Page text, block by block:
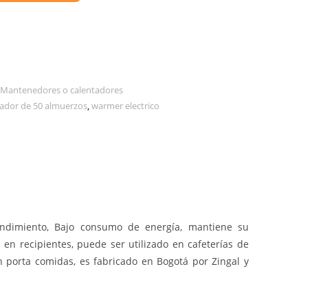
Mantenedores o calentadores
de 50 almuerzos,warmer electrico
Bajo consumo de energía, mantiene su
recipientes, puede ser utilizado en cafeterías de
comidas, es fabricado en Bogotá por Zingal y